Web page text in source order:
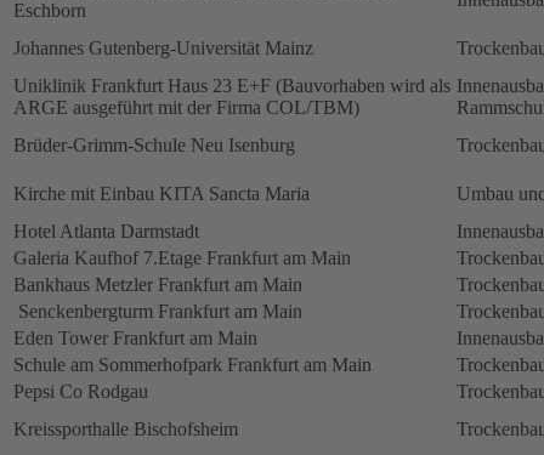
Eschborn
Johannes Gutenberg-Universität Mainz
Uniklinik Frankfurt Haus 23 E+F (Bauvorhaben wird als
ARGE ausgeführt mit der Firma COL/TBM)
Brüder-Grimm-Schule Neu Isenburg
Kirche mit Einbau KITA Sancta Maria
Umbau
Hotel Atlanta Darmstadt
Galeria Kaufhof 7.Etage Frankfurt am Main
Bankhaus Metzler Frankfurt am Main
Senckenbergturm Frankfurt am Main
Eden Tower Frankfurt am Main
Schule am Sommerhofpark Frankfurt am Main
Pepsi Co Rodgau
Kreissporthalle Bischofsheim